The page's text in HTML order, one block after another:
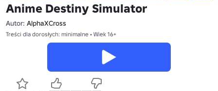
Anime Destiny Simulator
Autor: AlphaXCross
Treści dla dorosłych: minimalne • Wiek 16+